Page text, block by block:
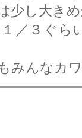
少し大き
／３ぐら
みんなカ